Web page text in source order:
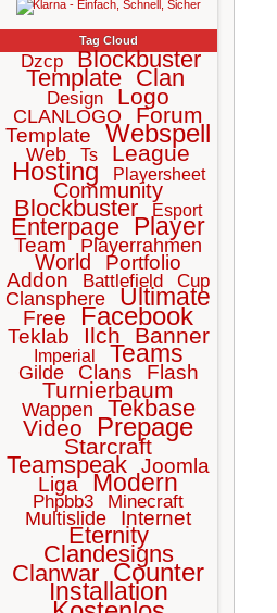
Tag Cloud
Dzcp Blockbuster
Template Clan
Design Logo
CLANLOGO Forum
Template Webspell
Web Ts League
Hosting Playersheet
Community
Blockbuster Esport
Enterpage Player
Team Playerrahmen
World Portfolio
Addon Battlefield Cup
Clansphere Ultimate
Free Facebook
Teklab Ilch Banner
Imperial Teams
Gilde Clans Flash
Turnierbaum
Wappen Tekbase
Video Prepage
Starcraft
Teamspeak
Joomla
Liga
Modern
Phpbb3 Minecraft
Multislide Internet
Eternity
Clandesigns
Clanwar Counter
Installation